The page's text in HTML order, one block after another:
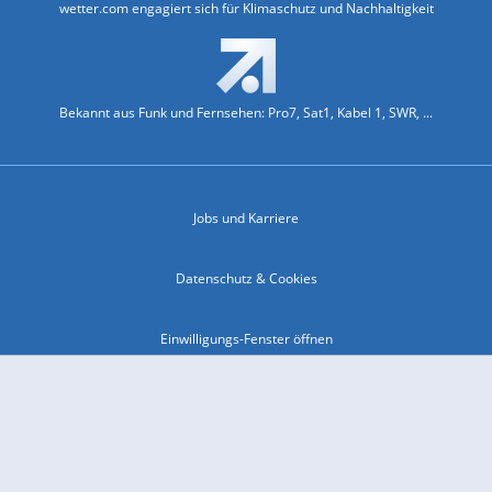
wetter.com engagiert sich für Klimaschutz und Nachhaltigkeit
Bekannt aus Funk und Fernsehen: Pro7, Sat1, Kabel 1, SWR, ...
Jobs und Karriere
Datenschutz & Cookies
Einwilligungs-Fenster öffnen